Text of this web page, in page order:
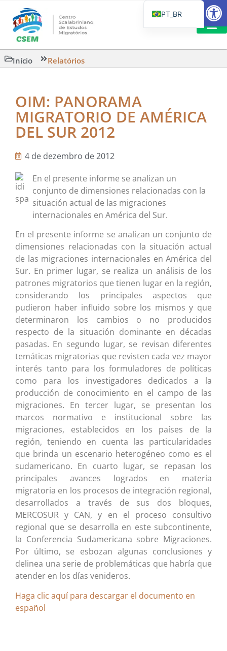
Início Relatórios
OIM: PANORAMA
MIGRATORIO DE AMÉRICA
DEL SUR 2012
4 de dezembro de 2012
En el presente informe se analizan un
conjunto de dimensiones relacionadas con la
situación actual de las migraciones
internacionales en América del Sur.
En el presente informe se analizan un conjunto de
dimensiones relacionadas con la situación actual
de las migraciones internacionales en América del
Sur. En primer lugar, se realiza un análisis de los
patrones migratorios que tienen lugar en la región,
considerando los principales aspectos que
pudieron haber influido sobre los mismos y que
determinaron los cambios o no producidos
respecto de la situación dominante en décadas
pasadas. En segundo lugar, se revisan diferentes
temáticas migratorias que revisten cada vez mayor
interés tanto para los formuladores de políticas
como para los investigadores dedicados a la
producción de conocimiento en el campo de las
migraciones. En tercer lugar, se presentan los
marcos normativo e institucional sobre las
migraciones, establecidos en los países de la
región, teniendo en cuenta las particularidades
que brinda un escenario heterogéneo como es el
sudamericano. En cuarto lugar, se repasan los
principales avances logrados en materia
migratoria en los procesos de integración regional,
desarrollados a través de sus dos bloques,
MERCOSUR y CAN, y en el proceso consultivo
regional que se desarrolla en este subcontinente,
la Conferencia Sudamericana sobre Migraciones.
Por último, se esbozan algunas conclusiones y
delinea una serie de problemáticas que habría que
atender en los días venideros.
Haga clic aquí para descargar el documento en
español
PT_BR
IT